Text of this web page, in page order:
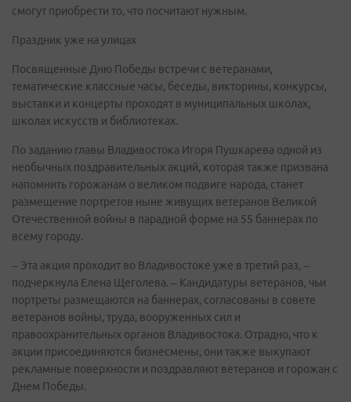
смогут приобрести то, что посчитают нужным.
Праздник уже на улицах
Посвященные Дню Победы встречи с ветеранами,
тематические классные часы, беседы, викторины, конкурсы,
выставки и концерты проходят в муниципальных школах,
школах искусств и библиотеках.
По заданию главы Владивостока Игоря Пушкарева одной из
необычных поздравительных акций, которая также призвана
напомнить горожанам о великом подвиге народа, станет
размещение портретов ныне живущих ветеранов Великой
Отечественной войны в парадной форме на 55 баннерах по
всему городу.
– Эта акция проходит во Владивостоке уже в третий раз, –
подчеркнула Елена Щеголева. – Кандидатуры ветеранов, чьи
портреты размещаются на баннерах, согласованы в совете
ветеранов войны, труда, вооруженных сил и
правоохранительных органов Владивостока. Отрадно, что к
акции присоединяются бизнесмены, они также выкупают
рекламные поверхности и поздравляют ветеранов и горожан с
Днем Победы.